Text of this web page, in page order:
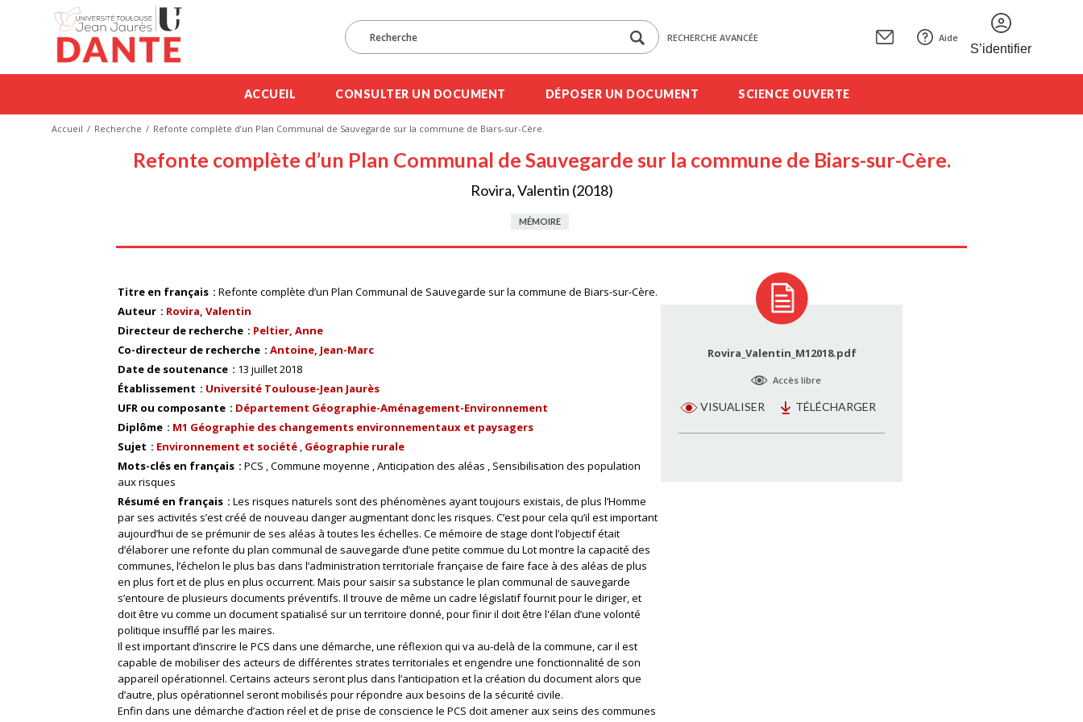
RECHERCHE AVANCÉE Aide
S’identifier
ACCUEIL CONSULTER UN DOCUMENT DÉPOSER UN DOCUMENT SCIENCE OUVERTE
Accueil Recherche Refonte complète d’un Plan Communal de Sauvegarde sur la commune de Biars-sur-Cère.
Refonte complète d’un Plan Communal de Sauvegarde sur la commune de Biars-sur-Cère.
Rovira, Valentin (2018)
MÉMOIRE
Titre en français
Refonte complète d’un Plan Communal de Sauvegarde sur la commune de Biars-sur-Cère.
Auteur
Rovira, Valentin
Directeur de recherche
Peltier, Anne
Co-directeur de recherche
Antoine, Jean-Marc
Date de soutenance
13 juillet 2018
Établissement
Université Toulouse-Jean Jaurès
UFR ou composante
Département Géographie-Aménagement-Environnement
Diplôme
M1 Géographie des changements environnementaux et paysagers
Sujet
Environnement et société Géographie rurale
Mots-clés en français
PCS Commune moyenne Anticipation des aléas
Sensibilisation des population
aux risques
Résumé en français
Les risques naturels sont des phénomènes ayant toujours existais, de plus l’Homme
par ses activités s’est créé de nouveau danger augmentant donc les risques. C’est pour cela qu’il est important
aujourd’hui de se prémunir de ses aléas à toutes les échelles. Ce mémoire de stage dont l’objectif était
d’élaborer une refonte du plan communal de sauvegarde d’une petite commue du Lot montre la capacité des
communes, l’échelon le plus bas dans l’administration territoriale française de faire face à des aléas de plus
en plus fort et de plus en plus occurrent. Mais pour saisir sa substance le plan communal de sauvegarde
s’entoure de plusieurs documents préventifs. Il trouve de même un cadre législatif fournit pour le diriger, et
doit être vu comme un document spatialisé sur un territoire donné, pour finir il doit être l'élan d’une volonté
politique insufflé par les maires.
Il est important d’inscrire le PCS dans une démarche, une réflexion qui va au-delà de la commune, car il est
capable de mobiliser des acteurs de différentes strates territoriales et engendre une fonctionnalité de son
appareil opérationnel. Certains acteurs seront plus dans l’anticipation et la création du document alors que
d’autre, plus opérationnel seront mobilisés pour répondre aux besoins de la sécurité civile.
Enfin dans une démarche d’action réel et de prise de conscience le PCS doit amener aux seins des communes
Rovira_Valentin_M12018.pdf
Accès libre
VISUALISER TÉLÉCHARGER